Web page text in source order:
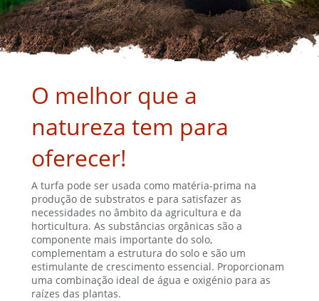
O melhor que a
natureza tem para
oferecer!
A turfa pode ser usada como matéria-prima na
produção de substratos e para satisfazer as
necessidades no âmbito da agricultura e da
horticultura. As substâncias orgânicas são a
componente mais importante do solo,
complementam a estrutura do solo e são um
estimulante de crescimento essencial. Proporcionam
uma combinação ideal de água e oxigénio para as
raízes das plantas.